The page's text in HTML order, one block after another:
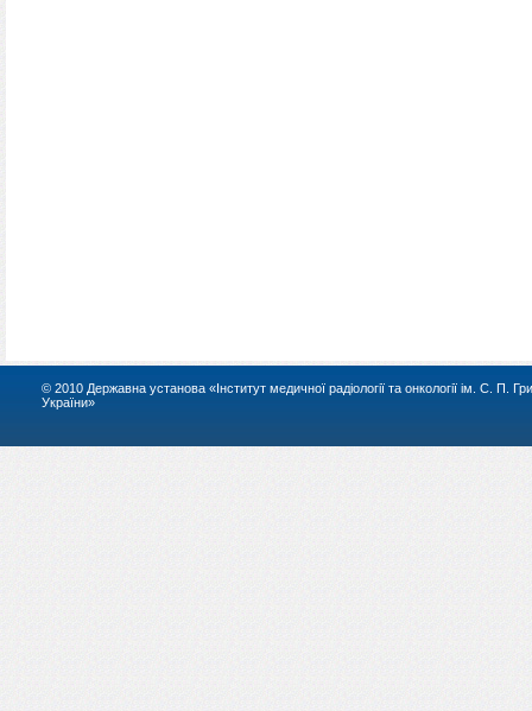
© 2010 Державна установа «Інститут медичної радіології та онкології ім. С. П.
України»